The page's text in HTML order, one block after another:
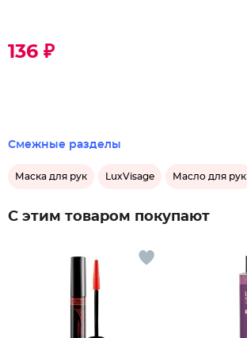
136 ₽
Смежные разделы
Маска для рук LuxVisage Масло для рук
С этим товаром покупают